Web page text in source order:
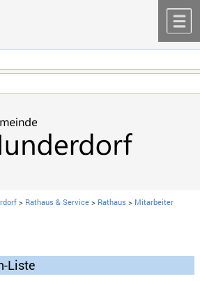
> Rathaus & Service > Rathaus > Mitarbeiter
Liste